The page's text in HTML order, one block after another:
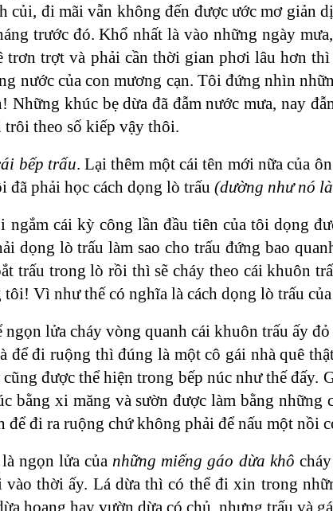
củi, đi mãi vẫn không đến được ước mơ giản
trước đó. Khổ nhất là vào những ngày
trơn trợt và phải cần thời gian phơi lâu hơn
nước của con mương cạn. Tôi đứng nhìn
Những khúc bẹ dừa đã đẫm nước mưa, nay
trôi theo số kiếp vậy thôi.
bếp trấu. Lại thêm một cái tên mới nữa của
đã phải học cách dọng lò trấu (dường như nó
ngắm cái kỳ công lần đầu tiên của tôi dọng
dọng lò trấu làm sao cho trấu đứng bao
trấu trong lò rồi thì sẽ cháy theo cái khuôn
Vì như thế có nghĩa là cách dọng lò trấu
ngọn lửa cháy vòng quanh cái khuôn trấu ấy
để đi ruộng thì đúng là một cô gái nhà quê
được thể hiện trong bếp núc như thế đấy.
bằng xi măng và sườn được làm bằng
để đi ra ruộng chứ không phải để nấu một nồi
ngọn lửa của những miếng gáo dừa khô
vào thời ấy. Lá dừa thì có thể đi xin trong
hoang hay vườn dừa có chủ, nhưng trấu và